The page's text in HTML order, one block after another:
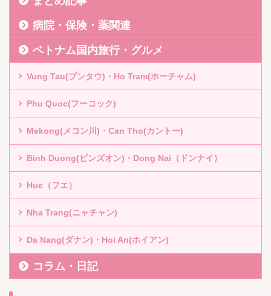
病院・保険・薬関連
ベトナム国内旅行・グルメ
Vung Tau(ブンタウ)・Ho Tram(ホーチャム)
Phu Quoc(フーコック)
Mekong(メコン川)・Can Tho(カントー)
Binh Duong(ビンズオン)・Dong Nai（ドンナイ）
Hue（フエ）
Nha Trang(ニャチャン)
Da Nang(ダナン)・Hoi An(ホイアン)
コラム・日記